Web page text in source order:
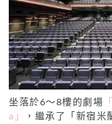
坐落於6～8樓的劇場
a」
，繼承了「新宿米